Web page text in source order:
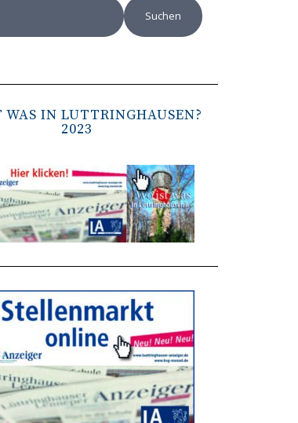
WAS IN LÜTTRINGHAUSEN?
2023